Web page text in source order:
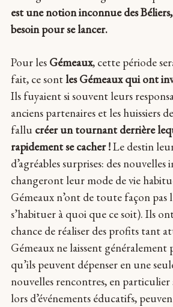
est une notion inconnue des
besoin pour se lancer.
Pour les Gémeaux, cette période
fait, ce sontles Gémeaux qui ont
Ils fuyaient si souvent leurs
anciens partenaires et les huissiers
fallu créer un tournant derrière
rapidement se cacher !Le destin
d’agréables surprises: des
changeront leur mode de vie
Gémeaux n’ont de toute façon pas
s’habituer à quoi que ce soit). Ils
chance de réaliser des profits tant
Gémeaux ne laissent généralement
qu’ils peuvent dépenser en une
nouvelles rencontres, en
lors d’événements éducatifs,